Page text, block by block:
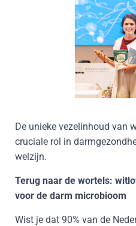
De unieke vezelinhoud van
cruciale rol in
welzijn.
Terug naar de wortels:
voor de darm microbioom
Wist je dat 90% van de